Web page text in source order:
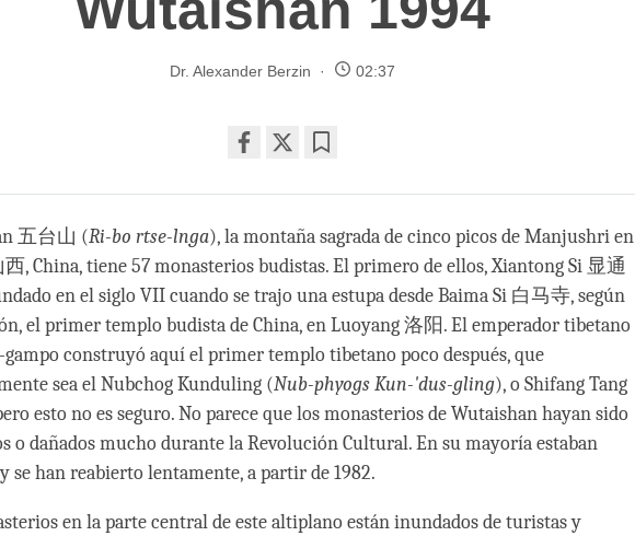
Dr. Alexander Berzin 02:37
on
facebook
五台山 (Ri-bo rtse-lnga), la montaña sagrada de cinco picos de Manjushri en
, China, tiene 57 monasterios budistas. El primero de ellos, Xiantong Si 显通
en el siglo VII cuando se trajo una estupa desde Baima Si 白马寺, según
el primer templo budista de China, en Luoyang 洛阳. El emperador tibetano
gampo construyó aquí el primer templo tibetano poco después, que
sea el Nubchog Kunduling (Nub-phyogs Kun-'dus-gling), o Shifang Tang
esto no es seguro. No parece que los monasterios de Wutaishan hayan sido
o dañados mucho durante la Revolución Cultural. En su mayoría estaban
se han reabierto lentamente, a partir de 1982.
en la parte central de este altiplano están inundados de turistas y